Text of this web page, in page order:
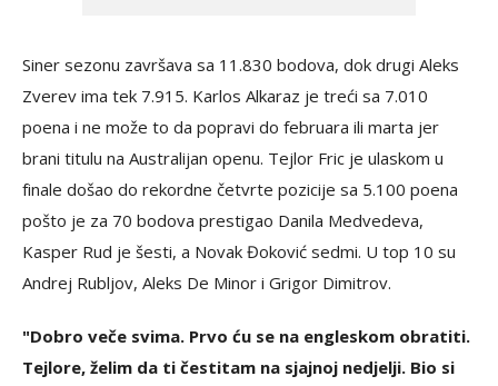
Siner sezonu završava sa 11.830 bodova, dok drugi Aleks
Zverev ima tek 7.915. Karlos Alkaraz je treći sa 7.010
poena i ne može to da popravi do februara ili marta jer
brani titulu na Australijan openu. Tejlor Fric je ulaskom u
finale došao do rekordne četvrte pozicije sa 5.100 poena
pošto je za 70 bodova prestigao Danila Medvedeva,
Kasper Rud je šesti, a Novak Đoković sedmi. U top 10 su
Andrej Rubljov, Aleks De Minor i Grigor Dimitrov.
"Dobro veče svima. Prvo ću se na engleskom obratiti.
Tejlore, želim da ti čestitam na sjajnoj nedjelji. Bio si